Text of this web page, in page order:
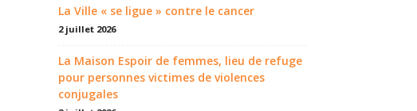
La Ville « se ligue » contre le cancer
2 juillet 2026
La Maison Espoir de femmes, lieu de refuge
pour personnes victimes de violences
conjugales